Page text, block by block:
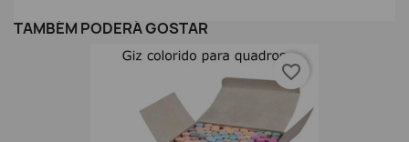
TAMBÉM PODERÁ GOSTAR
favorite_border